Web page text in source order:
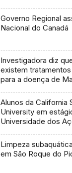
Governo Regional
Nacional do Canadá
Investigadora diz
existem
para a doença de
Alunos da California
University em
Universidade dos
Limpeza
em São Roque do